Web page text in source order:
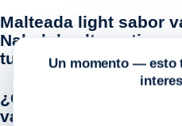
Malteada light sabor
Nabel: la alternativa
tu figura
¿Qué es una
vainilla Shelo Nabel?
Un momento — esto